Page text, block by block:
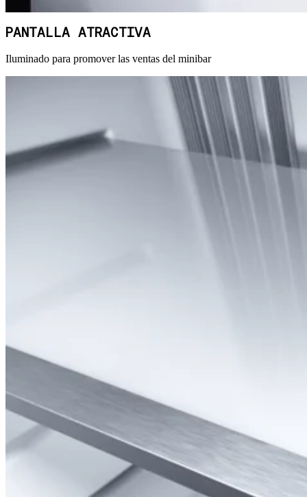
PANTALLA ATRACTIVA
Iluminado para promover las ventas del minibar